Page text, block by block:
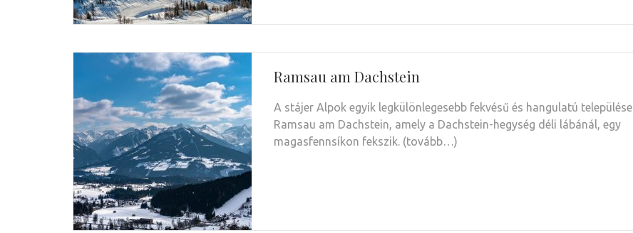
Ramsau am Dachstein
A stájer Alpok egyik legkülönlegesebb fekvésű és hangulatú települése
Ramsau am Dachstein, amely a Dachstein-hegység déli lábánál, egy
magasfennsíkon fekszik. (tovább…)